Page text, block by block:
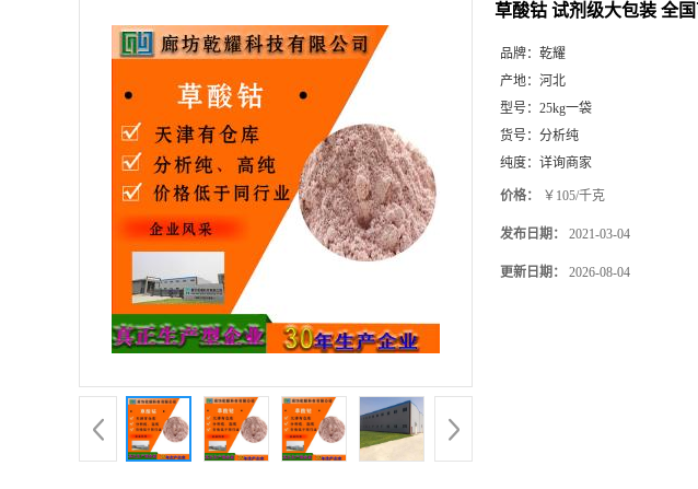
草酸钴 试剂级大包装 全
品牌： 乾耀
产地： 河北
型号： 25kg一袋
货号： 分析纯
纯度： 详询商家
价格： ￥105/千克
发布日期： 2021-03-04
更新日期： 2026-08-04